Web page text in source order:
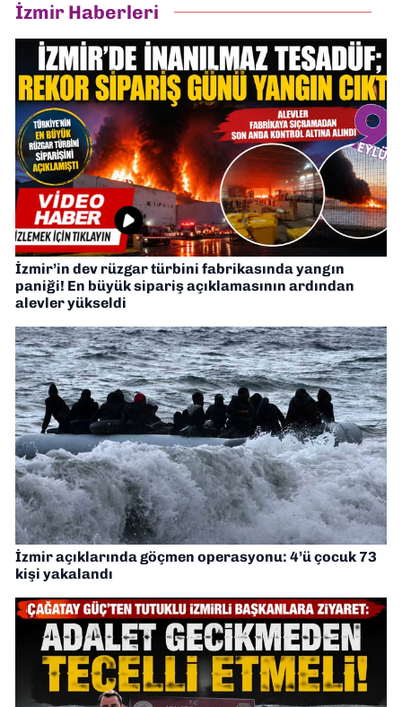
İzmir Haberleri
İzmir’in dev rüzgar türbini fabrikasında yangın
paniği! En büyük sipariş açıklamasının ardından
alevler yükseldi
İzmir açıklarında göçmen operasyonu: 4’ü çocuk 73
kişi yakalandı